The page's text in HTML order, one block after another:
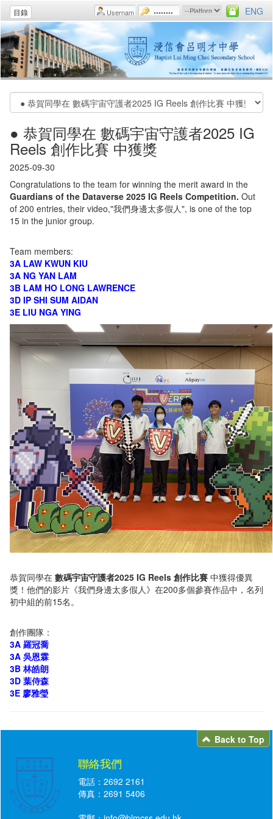
目錄 ENG
● 恭賀同學在 數碼宇宙守護者2025 IG
Reels 創作比賽 中獲獎
2025-09-30
Congratulations to the team for winning the merit award in the
Guardians of the Dataverse 2025 IG Reels Competition. Out
of 200 entries, their video,"我們身邊太多假人", is one of the top
15 in the junior group.
Team members:
3A LAW KWUN KIU
3A NG YAN LAM
3B LAM HO LONG LAWRENCE
3D IP SHI SUM AIDAN
3E LIU NGA YING
恭賀同學在 數碼宇宙守護者2025 IG Reels 創作比賽 中獲得優異
獎！他們的影片《我們身邊太多假人》在200多個參賽作品中，名列
初中組的前15名。
創作團隊：
3A 羅冠喬
3A 吳恩霖
3B 林皓朗
3D 葉侍森
3E 廖雅瑩
Back to Top
聯絡我們
電話：2692 2161
傳真：2691 5406